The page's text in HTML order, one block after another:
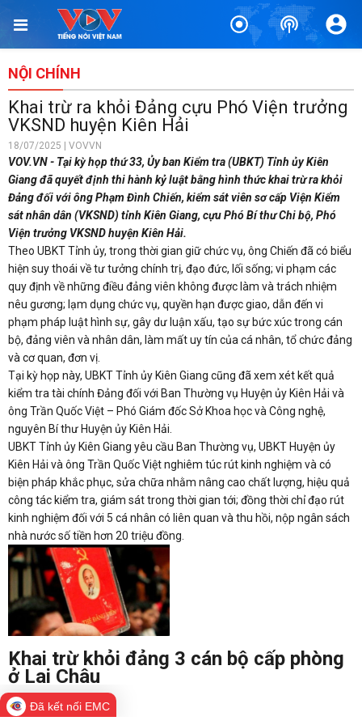
NỘI CHÍNH
Khai trừ ra khỏi Đảng cựu Phó Viện trưởng
VKSND huyện Kiên Hải
18/07/2025 | VOVVN
VOV.VN - Tại kỳ họp thứ 33, Ủy ban Kiểm tra (UBKT) Tỉnh ủy Kiên
Giang đã quyết định thi hành kỷ luật bằng hình thức khai trừ ra khỏi
Đảng đối với ông Phạm Đình Chiến, kiểm sát viên sơ cấp Viện Kiểm
sát nhân dân (VKSND) tỉnh Kiên Giang, cựu Phó Bí thư Chi bộ, Phó
Viện trưởng VKSND huyện Kiên Hải.
Theo UBKT Tỉnh ủy, trong thời gian giữ chức vụ, ông Chiến đã có biểu
hiện suy thoái về tư tưởng chính trị, đạo đức, lối sống; vi phạm các
quy định về những điều đảng viên không được làm và trách nhiệm
nêu gương; lạm dụng chức vụ, quyền hạn được giao, dẫn đến vi
phạm pháp luật hình sự, gây dư luận xấu, tạo sự bức xúc trong cán
bộ, đảng viên và nhân dân, làm mất uy tín của cá nhân, tổ chức đảng
và cơ quan, đơn vị.
Tại kỳ họp này, UBKT Tỉnh ủy Kiên Giang cũng đã xem xét kết quả
kiểm tra tài chính Đảng đối với Ban Thường vụ Huyện ủy Kiên Hải và
ông Trần Quốc Việt – Phó Giám đốc Sở Khoa học và Công nghệ,
nguyên Bí thư Huyện ủy Kiên Hải.
UBKT Tỉnh ủy Kiên Giang yêu cầu Ban Thường vụ, UBKT Huyện ủy
Kiên Hải và ông Trần Quốc Việt nghiêm túc rút kinh nghiệm và có
biện pháp khắc phục, sửa chữa nhằm nâng cao chất lượng, hiệu quả
công tác kiểm tra, giám sát trong thời gian tới; đồng thời chỉ đạo rút
kinh nghiệm đối với 5 cá nhân có liên quan và thu hồi, nộp ngân sách
nhà nước số tiền hơn 20 triệu đồng.
Khai trừ khỏi đảng 3 cán bộ cấp phòng
ở Lai Châu
Yêu thích
Đã kết nối EMC